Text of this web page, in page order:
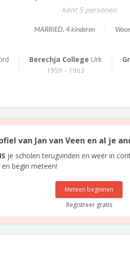
Kent 5 personen
MARRIED, 4 kinderen
Berechja College Urk
1959 - 1963
van Jan van Veen en al je
je scholen terugvinden en weer in
begin meteen!
Meteen beginnen
Registreer gratis